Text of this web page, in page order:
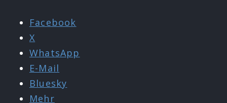
Facebook
X
WhatsApp
E-Mail
Bluesky
Mehr